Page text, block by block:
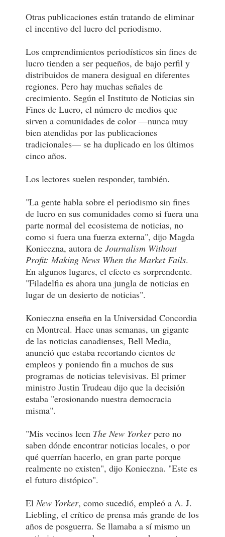
Otras publicaciones están tratando de eliminar
el incentivo del lucro del periodismo.
Los emprendimientos periodísticos sin fines de
lucro tienden a ser pequeños, de bajo perfil y
distribuidos de manera desigual en diferentes
regiones. Pero hay muchas señales de
crecimiento. Según el Instituto de Noticias sin
Fines de Lucro, el número de medios que
sirven a comunidades de color —nunca muy
bien atendidas por las publicaciones
tradicionales— se ha duplicado en los últimos
cinco años.
Los lectores suelen responder, también.
"La gente habla sobre el periodismo sin fines
de lucro en sus comunidades como si fuera una
parte normal del ecosistema de noticias, no
como si fuera una fuerza externa", dijo Magda
Konieczna, autora de Journalism Without
Profit: Making News When the Market Fails.
En algunos lugares, el efecto es sorprendente.
"Filadelfia es ahora una jungla de noticias en
lugar de un desierto de noticias".
Konieczna enseña en la Universidad Concordia
en Montreal. Hace unas semanas, un gigante
de las noticias canadienses, Bell Media,
anunció que estaba recortando cientos de
empleos y poniendo fin a muchos de sus
programas de noticias televisivas. El primer
ministro Justin Trudeau dijo que la decisión
estaba "erosionando nuestra democracia
misma".
"Mis vecinos leen The New Yorkerpero no
saben dónde encontrar noticias locales, o por
qué querrían hacerlo, en gran parte porque
realmente no existen", dijo Konieczna. "Este es
el futuro distópico".
El New Yorker, como sucedió, empleó a A. J.
Liebling, el crítico de prensa más grande de los
años de posguerra. Se llamaba a sí mismo un